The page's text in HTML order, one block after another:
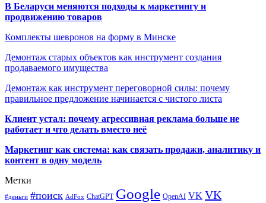
В Беларуси меняются подходы к маркетингу и
продвижению товаров
Комплекты шевронов на форму в Минске
Демонтаж старых объектов как инструмент создания
продаваемого имущества
Демонтаж как инструмент переговорной силы: почему
правильное предложение начинается с чистого листа
Клиент устал: почему агрессивная реклама больше не
работает и что делать вместо неё
Маркетинг как система: как связать продажи, аналитику и
контент в одну модель
Метки
#деньги #поиск AdFox ChatGPT Google OpenAI VK VK